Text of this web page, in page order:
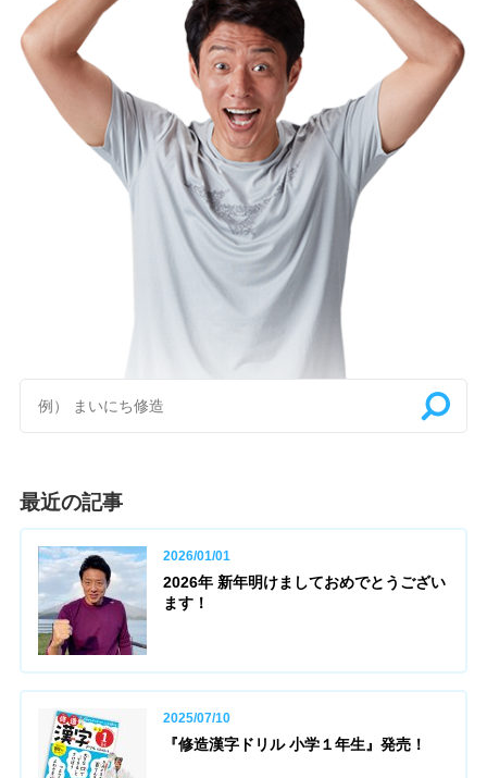
最近の記事
2026/01/01
2026年 新年明けましておめでとうござい
ます！
2025/07/10
『修造漢字ドリル 小学１年生』発売！